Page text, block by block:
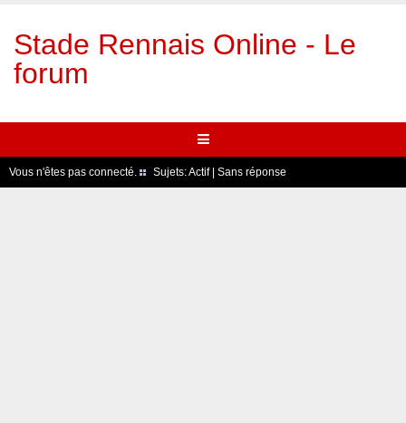
Stade Rennais Online - Le
forum
Vous n'êtes pas connecté. Sujets:Actif| Sans réponse